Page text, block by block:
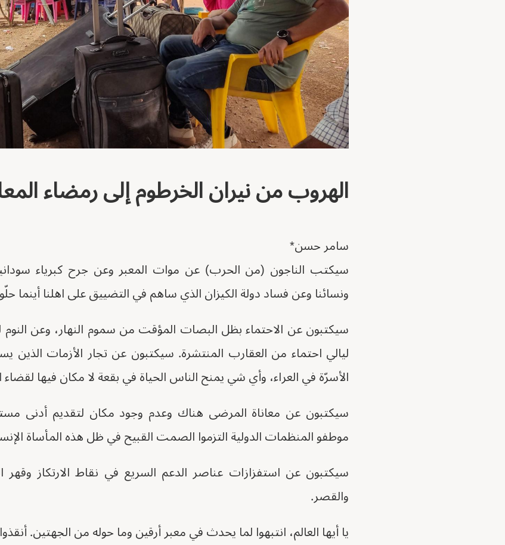
الهروب من نيران الخرطوم إلى رمضاء
سامر حسن*
سيكتب الناجون (من الحرب) عن موات المعبر وعن جرح كبرياء
ونسائنا وعن فساد دولة الكيزان الذي ساهم في التضييق على اهلنا أينما
سيكتبون عن الاحتماء بظل البصات المؤقت من سموم النهار، وعن النوم
ليالي احتماء من العقارب المنتشرة. سيكتبون عن تجار الأزمات الذين
الأسرّة في العراء، وأي شي يمنح الناس الحياة في بقعة لا مكان فيها لقضاء
سيكتبون عن معاناة المرضى هناك وعدم وجود مكان لتقديم أدنى
موطفو المنظمات الدولية التزموا الصمت القبيح في ظل هذه المأساة
سيكتبون عن استفزازات عناصر الدعم السريع في نقاط الارتكاز وقهر
والقصر.
يا أيها العالم، انتبهوا لما يحدث في معبر أرقين وما حوله من الجهتين.